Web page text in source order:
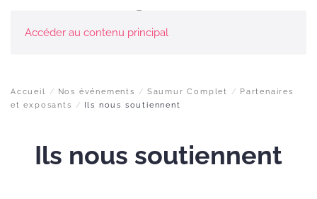
Accéder au contenu principal
Accueil Nos événements Saumur Complet
Partenaires
et exposants
Ils nous soutiennent
Ils nous soutiennent